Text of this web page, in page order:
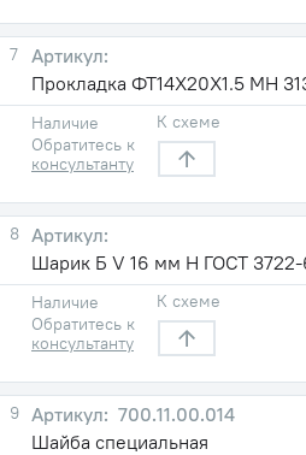
7
Прокладка ФТ14Х20Х1.5 МН
Наличие
Обратитесь к
консультанту
К схеме
8
Шарик Б V 16 мм Н ГОСТ
Наличие
Обратитесь к
консультанту
К схеме
9
700.11.00.014
Шайба специальная